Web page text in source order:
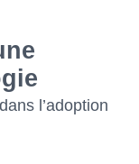
l’adoption